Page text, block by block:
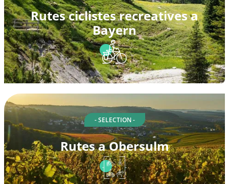
Rutes ciclistes recreatives a
Bayern
- SELECTION -
Rutes a Obersulm